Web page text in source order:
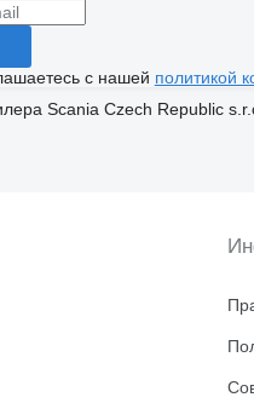
с нашей политикой
Scania Czech Republic